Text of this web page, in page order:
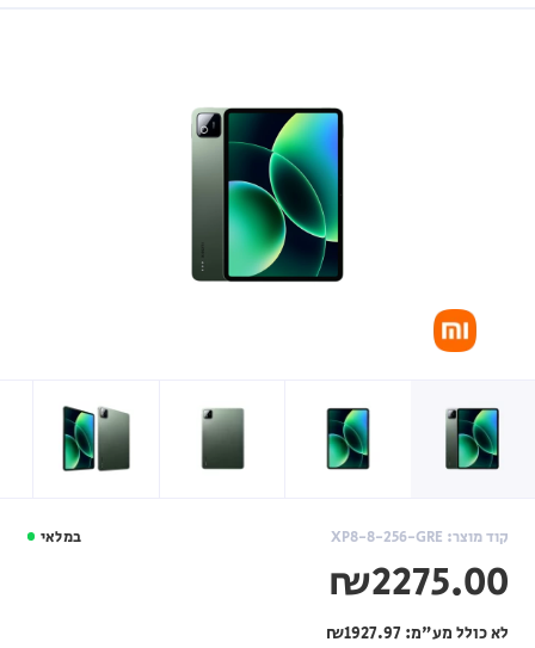
במלאי קוד מוצר: XP8-8-256-GRE
₪2275.00
לא כולל מע"מ:₪1927.97